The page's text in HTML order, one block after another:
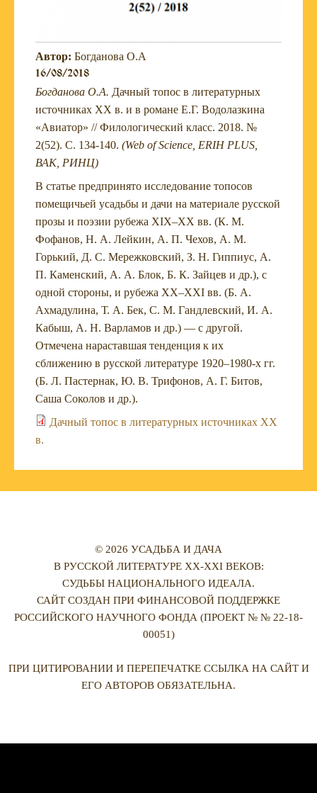
Автор: Богданова О.А
16/08/2018
Богданова О.А. Дачный топос в литературных
источниках XX в. и в романе Е.Г. Водолазкина
«Авиатор» //Филологический класс. 2018. №
2(52). С. 134-140. (Web of Science, ERIH PLUS,
ВАК, РИНЦ)
В статье предпринято исследование топосов
помещичьей усадьбы и дачи на материале русской
прозы и поэзии рубежа XIX–XX вв. (К. М.
Фофанов, Н. А. Лейкин, А. П. Чехов, А. М.
Горький, Д. С. Мережковский, З. Н. Гиппиус, А.
П. Каменский, А. А. Блок, Б. К. Зайцев и др.), с
одной стороны, и рубежа XX–XXI вв. (Б. А.
Ахмадулина, Т. А. Бек, С. М. Гандлевский, И. А.
Кабыш, А. Н. Варламов и др.) — с другой.
Отмечена нараставшая тенденция к их
сближению в русской литературе 1920–1980-х гг.
(Б. Л. Пастернак, Ю. В. Трифонов, А. Г. Битов,
Саша Соколов и др.).
Дачный топос в литературных источниках XX
в.
© 2026 УСАДЬБА И ДАЧА
В РУССКОЙ ЛИТЕРАТУРЕ XX-XXI ВЕКОВ:
СУДЬБЫ НАЦИОНАЛЬНОГО ИДЕАЛА.
САЙТ СОЗДАН ПРИ ФИНАНСОВОЙ ПОДДЕРЖКЕ
РОССИЙСКОГО НАУЧНОГО ФОНДА (ПРОЕКТ № № 22-18-
00051)
ПРИ ЦИТИРОВАНИИ И ПЕРЕПЕЧАТКЕ ССЫЛКА НА САЙТ И
ЕГО АВТОРОВ ОБЯЗАТЕЛЬНА.